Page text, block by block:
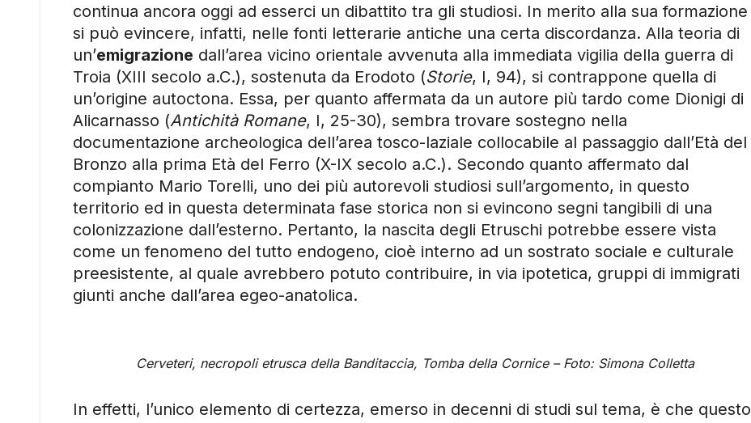
continua ancora oggi ad esserci un dibattito tra gli studiosi. In merito alla sua formazione
si può evincere, infatti, nelle fonti letterarie antiche una certa discordanza. Alla teoria di
un’emigrazione dall’area vicino orientale avvenuta alla immediata vigilia della guerra di
Troia (XIII secolo a.C.), sostenuta da Erodoto (Storie, I, 94), si contrappone quella di
un’origine autoctona. Essa, per quanto affermata da un autore più tardo come Dionigi di
Alicarnasso (Antichità Romane, I, 25-30), sembra trovare sostegno nella
documentazione archeologica dell’area tosco-laziale collocabile al passaggio dall’Età del
Bronzo alla prima Età del Ferro (X-IX secolo a.C.). Secondo quanto affermato dal
compianto Mario Torelli, uno dei più autorevoli studiosi sull’argomento, in questo
territorio ed in questa determinata fase storica non si evincono segni tangibili di una
colonizzazione dall’esterno. Pertanto, la nascita degli Etruschi potrebbe essere vista
come un fenomeno del tutto endogeno, cioè interno ad un sostrato sociale e culturale
preesistente, al quale avrebbero potuto contribuire, in via ipotetica, gruppi di immigrati
giunti anche dall’area egeo-anatolica.
Cerveteri, necropoli etrusca della Banditaccia, Tomba della Cornice – Foto: Simona Colletta
In effetti, l’unico elemento di certezza, emerso in decenni di studi sul tema, è che questo